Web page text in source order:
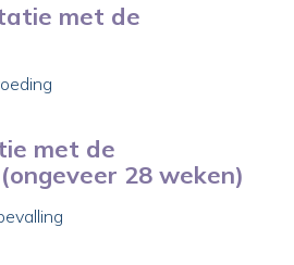
met de
met de
28 weken)